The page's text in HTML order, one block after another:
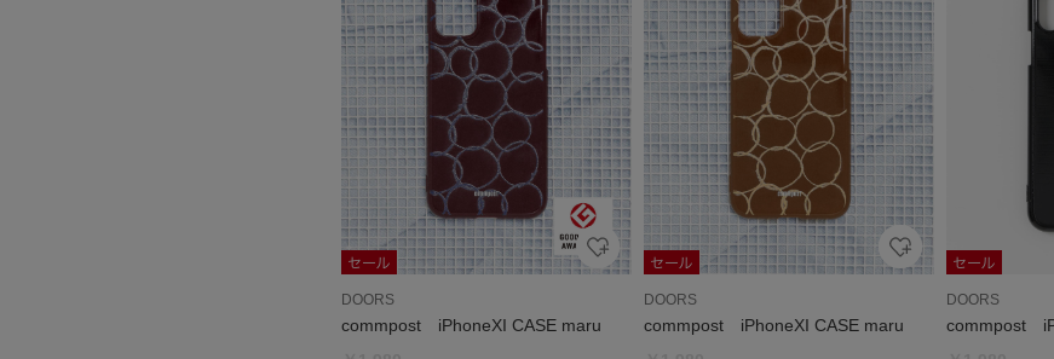
DOORS
commpost iPhoneXI CASE maru
DOORS
commpost iPhoneXI CASE maru
DOORS
commpost